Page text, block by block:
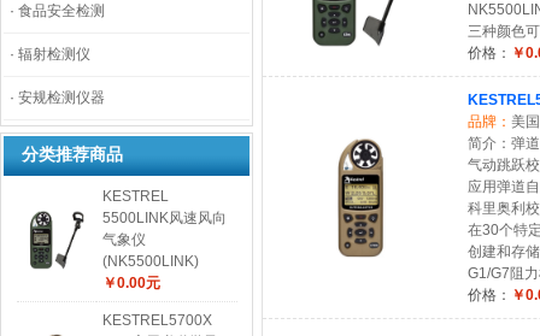
· 食品安全检测
· 辐射检测仪
· 安规检测仪器
分类推荐商品
KESTREL
5500LINK风速风向
气象仪
(NK5500LINK)
￥0.00元
KESTREL5700X
三种颜色
价格： ￥
品牌： 美
简介：弹
气动跳跃
应用弹道
科里奥利
在30个特
创建和存
G1/G7阻
价格： ￥